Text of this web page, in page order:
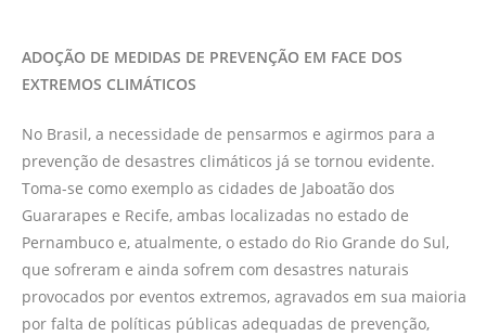
ADOÇÃO DE MEDIDAS DE PREVENÇÃO EM FACE DOS
EXTREMOS CLIMÁTICOS
No Brasil, a necessidade de pensarmos e agirmos para a
prevenção de desastres climáticos já se tornou evidente.
Toma-se como exemplo as cidades de Jaboatão dos
Guararapes e Recife, ambas localizadas no estado de
Pernambuco e, atualmente, o estado do Rio Grande do Sul,
que sofreram e ainda sofrem com desastres naturais
provocados por eventos extremos, agravados em sua maioria
por falta de políticas públicas adequadas de prevenção,